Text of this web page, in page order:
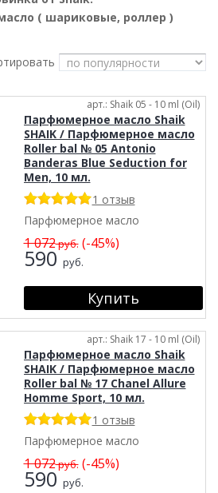
( шариковые, роллер )
арт.: Shaik 05 - 10 ml (Oil)
Парфюмерное масло Shaik
SHAIK / Парфюмерное масло
Roller bal № 05 Antonio
Banderas Blue Seduction for
Men, 10 мл.
1 отзыв
Парфюмерное масло
1 072руб.(-45%)
590 руб.
арт.: Shaik 17 - 10 ml (Oil)
Парфюмерное масло Shaik
SHAIK / Парфюмерное масло
Roller bal № 17 Chanel Allure
Homme Sport, 10 мл.
1 отзыв
Парфюмерное масло
1 072руб.(-45%)
590 руб.